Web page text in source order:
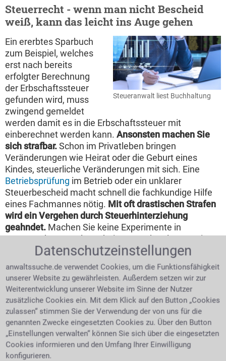
Steuerrecht - wenn man nicht Bescheid
weiß, kann das leicht ins Auge gehen
Steueranwalt liest Buchhaltung
Ein ererbtes Sparbuch
zum Beispiel, welches
erst nach bereits
erfolgter Berechnung
der Erbschaftssteuer
gefunden wird, muss
zwingend gemeldet
werden damit es in die Erbschaftssteuer mit
einberechnet werden kann. Ansonsten machen Sie
sich strafbar.Schon im Privatleben bringen
Veränderungen wie Heirat oder die Geburt eines
Kindes, steuerliche Veränderungen mit sich. Eine
Betriebsprüfung im Betrieb oder ein unklarer
Steuerbescheid macht schnell die fachkundige Hilfe
eines Fachmannes nötig. Mit oft drastischen Strafen
wird ein Vergehen durch Steuerhinterziehung
geahndet. Machen Sie keine Experimente in
Steuerrechts-Angelegenheiten, sondern lassen Sie
sich von einem Steuerfachmann beraten. Wir helfen
Ihnen einen Anwalt für Steuerrecht in Ihrer Nähe zu
Rechtsmittel gegen den Steuerbescheid
Hat man die Pflicht eine
Steuererklärung
abzugeben so schickt
man diese an das
Datenschutzeinstellungen
anwaltssuche.de verwendet Cookies, um die Funktionsfähigkeit
unserer Website zu gewährleisten. Außerdem setzen wir zur
Weiterentwicklung unserer Website im Sinne der Nutzer
zusätzliche Cookies ein. Mit dem Klick auf den Button „Cookies
zulassen“ stimmen Sie der Verwendung der von uns für die
genannten Zwecke eingesetzten Cookies zu. Über den Button
„Einstellungen verwalten“ können Sie sich über die eingesetzten
Cookies informieren und den Umfang Ihrer Einwilligung
konfigurieren.